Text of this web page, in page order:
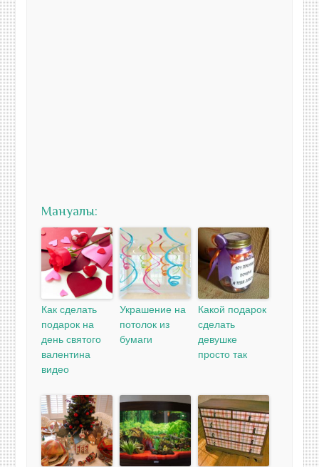
Мануалы:
Как сделать
подарок на
день святого
валентина
видео
Украшение на
потолок из
бумаги
Какой подарок
сделать
девушке
просто так